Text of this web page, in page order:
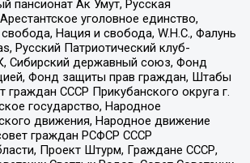
пансионат Ак Умут, Русская
уголовное единство,
Нация и свобода, W.H.С., Фалунь
Русский Патриотический клуб-
Сибирский державный союз, Фонд
Фонд защиты прав граждан, Штабы
граждан СССР Прикубанского округа г.
государство, Народное
движения, Народное движение
граждан РСФСР СССР
Проект Штурм, Граждане СССР,